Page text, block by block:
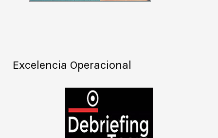
Excelencia Operacional